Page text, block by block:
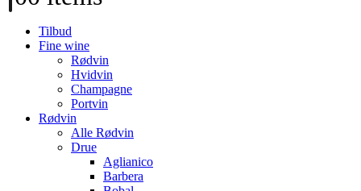
Tilbud
Fine wine
Rødvin
Hvidvin
Champagne
Portvin
Rødvin
Alle Rødvin
Drue
Aglianico
Barbera